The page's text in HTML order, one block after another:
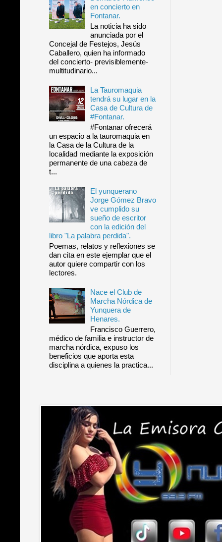
en concierto en
Fontanar.
La noticia ha sido
anunciada por el
Concejal de Festejos, Jesús
Caballero, quien ha informado
del concierto- previsiblemente-
multitudinario...
La Tauromaquia
tendrá su lugar en la
Casa de Cultura de
#Fontanar.
#Fontanar ofrecerá
un espacio a la tauromaquia en
la Casa de la Cultura de la
localidad mediante la exposición
permanente de una cabeza de
t...
El yunquerano
Jorge Gómez Bravo
ve cumplido su
sueño de escritor
con la edición del
libro "La palabra perdida".
Poemas, relatos y reflexiones se
dan cita en este ejemplar que el
autor quiere compartir con los
lectores.
Nace el Club de
Marcha Nórdica de
Yunquera de
Henares.
Francisco Guerrero,
médico de familia e instructor de
marcha nórdica, expuso los
beneficios que aporta esta
disciplina a quienes la practica...